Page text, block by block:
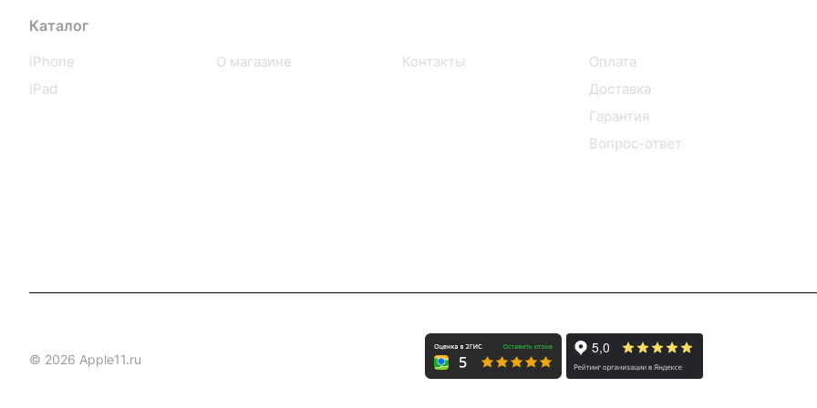
Каталог
iPhone
iPad
О магазине Контакты
Оплата
Доставка
Гарантия
Вопрос-ответ
© 2026 Apple11.ru